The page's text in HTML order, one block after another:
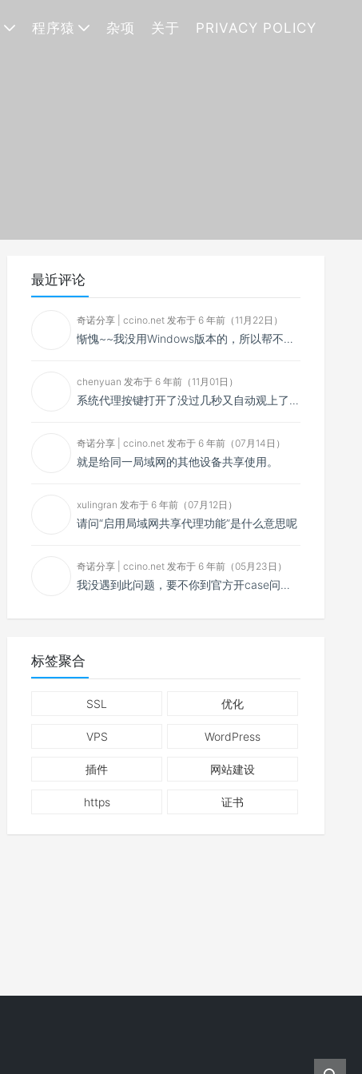
程序猿 杂项 关于 PRIVACY POLICY
最近评论
奇诺分享 | ccino.net 发布于 6 年前（11月22日）
惭愧~~我没用Windows版本的，所以帮不了你~~
chenyuan 发布于 6 年前（11月01日）
系统代理按键打开了没过几秒又自动观上了，导致一直打开不了，是什么问题呢？感谢大佬，请帮帮忙！谢谢！
奇诺分享 | ccino.net 发布于 6 年前（07月14日）
就是给同一局域网的其他设备共享使用。
xulingran 发布于 6 年前（07月12日）
请问“启用局域网共享代理功能”是什么意思呢
奇诺分享 | ccino.net 发布于 6 年前（05月23日）
我没遇到此问题，要不你到官方开case问问看？
标签聚合
SSL 优化
VPS WordPress
插件 网站建设
https 证书